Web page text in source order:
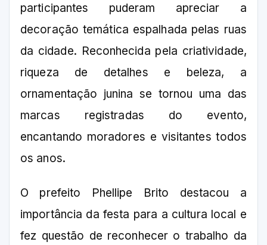
participantes puderam apreciar a
decoração temática espalhada pelas ruas
da cidade. Reconhecida pela criatividade,
riqueza de detalhes e beleza, a
ornamentação junina se tornou uma das
marcas registradas do evento,
encantando moradores e visitantes todos
os anos.
O prefeito Phellipe Brito destacou a
importância da festa para a cultura local e
fez questão de reconhecer o trabalho da